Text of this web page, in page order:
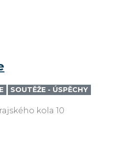
SOUTĚŽE - ÚSPĚCHY
kola 10